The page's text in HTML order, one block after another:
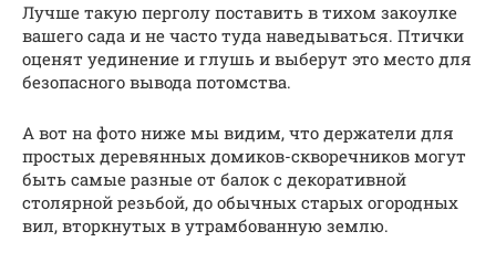
Лучше такую перголу поставить в тихом закоулке
вашего сада и не часто туда наведываться. Птички
оценят уединение и глушь и выберут это место для
безопасного вывода потомства.
А вот на фото ниже мы видим, что держатели для
простых деревянных домиков-скворечников могут
быть самые разные от балок с декоративной
столярной резьбой, до обычных старых огородных
вил, вторкнутых в утрамбованную землю.